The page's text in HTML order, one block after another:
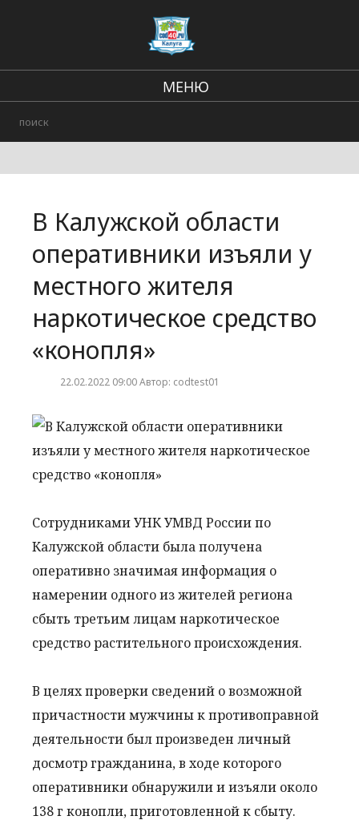
МЕНЮ
Происшествия
В Калужской области
оперативники изъяли у
местного жителя
наркотическое средство
«конопля»
22.02.2022 09:00 Автор: codtest01
Сотрудниками УНК УМВД России по
Калужской области была получена
оперативно значимая информация о
намерении одного из жителей региона
сбыть третьим лицам наркотическое
средство растительного происхождения.
В целях проверки сведений о возможной
причастности мужчины к противоправной
деятельности был произведен личный
досмотр гражданина, в ходе которого
оперативники обнаружили и изъяли около
138 г конопли, приготовленной к сбыту.